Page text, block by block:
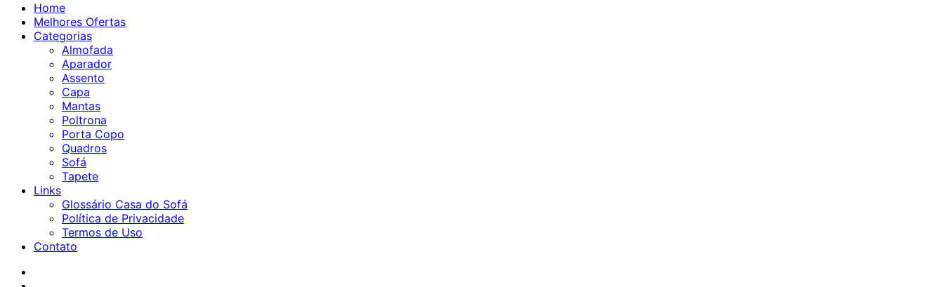
Home
Melhores Ofertas
Categorias
Almofada
Aparador
Assento
Capa
Mantas
Poltrona
Porta Copo
Quadros
Sofá
Tapete
Links
Glossário Casa do Sofá
Política de Privacidade
Termos de Uso
Contato